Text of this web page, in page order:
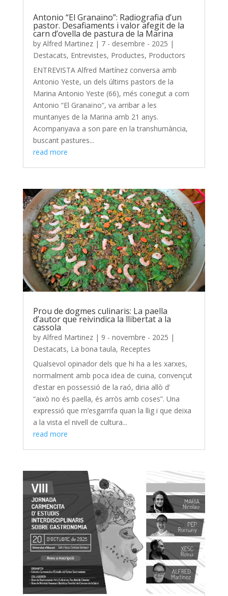
Antonio “El Granaïno”: Radiografia d’un
pastor. Desafiaments i valor afegit de la
carn d’ovella de pastura de la Marina
by Alfred Martinez| 7 - desembre - 2025 |
Destacats, Entrevistes, Productes, Productors
ENTREVISTA Alfred Martínez conversa amb
Antonio Yeste, un dels últims pastors de la
Marina Antonio Yeste (66), més conegut a com
Antonio “El Granaïno“, va arribar a les
muntanyes de la Marina amb 21 anys.
Acompanyava a son pare en la transhumància,
buscant pastures...
read more
Prou de dogmes culinaris: La paella
d’autor que reivindica la llibertat a la
cassola
by Alfred Martinez| 9 - novembre - 2025 |
Destacats, La bona taula, Receptes
Qualsevol opinador dels que hi ha a les xarxes,
normalment amb poca idea de cuina, convençut
d’estar en possessió de la raó, diria allò d’
“això no és paella, és arròs amb coses”. Una
expressió que m’esgarrifa quan la llig i que deixa
a la vista el nivell de cultura...
read more